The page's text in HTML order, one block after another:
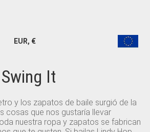
EUR, €
It
y los zapatos de baile surgió de la
cosas que nos gustaría llevar
nuestra ropa y zapatos se fabrican